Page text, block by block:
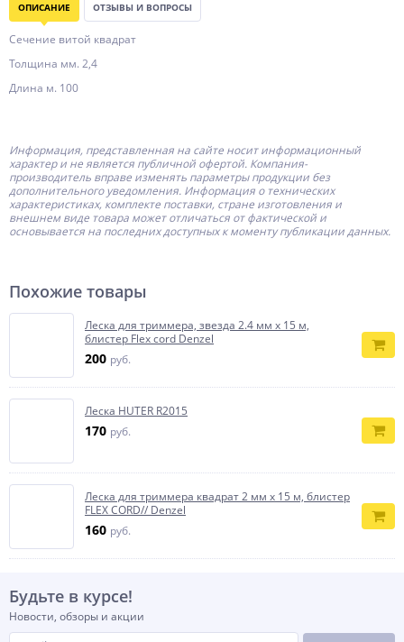
ОПИСАНИЕ ОТЗЫВЫ И ВОПРОСЫ
Сечение витой квадрат
Толщина мм. 2,4
Длина м. 100
Информация, представленная на сайте носит информационный
характер и не является публичной офертой. Компания-
производитель вправе изменять параметры продукции без
дополнительного уведомления. Информация о технических
характеристиках, комплекте поставки, стране изготовления и
внешнем виде товара может отличаться от фактической и
основывается на последних доступных к моменту публикации данных.
Похожие товары
Леска для триммера, звезда 2.4 мм х 15 м,
блистер Flex cord Denzel
200 руб.
Леска HUTER R2015
170 руб.
Леска для триммера квадрат 2 мм х 15 м, блистер
FLEX CORD// Denzel
160 руб.
Будьте в курсе!
Новости, обзоры и акции